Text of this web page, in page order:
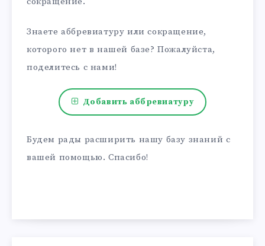
Знаете аббревиатуру или сокращение,
которого нет в нашей базе? Пожалуйста,
поделитесь с нами!
Добавить аббревиатуру
Будем рады расширить нашу базу знаний с
вашей помощью. Спасибо!